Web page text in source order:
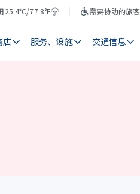
25.4℃/77.8°F 需要协助的旅客
店 服务、设施 交通信息